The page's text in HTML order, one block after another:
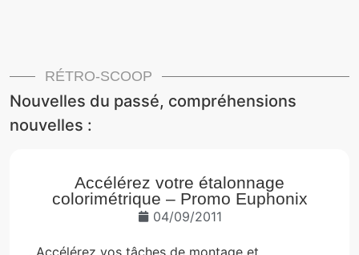
RÉTRO-SCOOP
Nouvelles du passé, compréhensions
nouvelles :
Accélérez votre étalonnage
colorimétrique – Promo Euphonix
04/09/2011